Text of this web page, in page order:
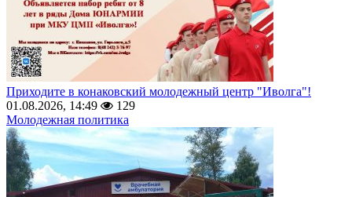
Приходите в конаковский молодежный центр "Иволга"!
01.08.2026, 14:49
129
Молодежная политика